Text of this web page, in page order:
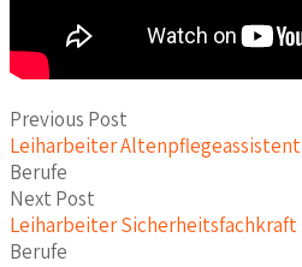
Previous Post
Leiharbeiter Altenpflegeassistent
Berufe
Next Post
Leiharbeiter Sicherheitsfachkraft
Berufe